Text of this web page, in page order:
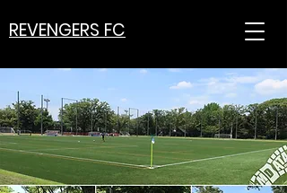
REVENGERS FC